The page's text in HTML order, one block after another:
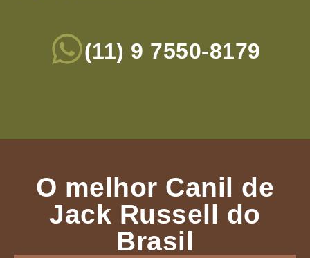
(11) 9 7550-8179
O melhor Canil de
Jack Russell do
Brasil